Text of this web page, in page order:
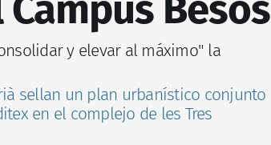
Besòs
y elevar al máximo" la
sellan un plan urbanístico conjunto
en el complejo de les Tres